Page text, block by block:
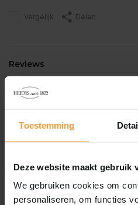
Toestemming
Deze website maakt gebruik
We gebruiken cookies om
personaliseren, om functies
Vergelijk Delen
Reviews
Schrijf je eigen review
Recent bekeken